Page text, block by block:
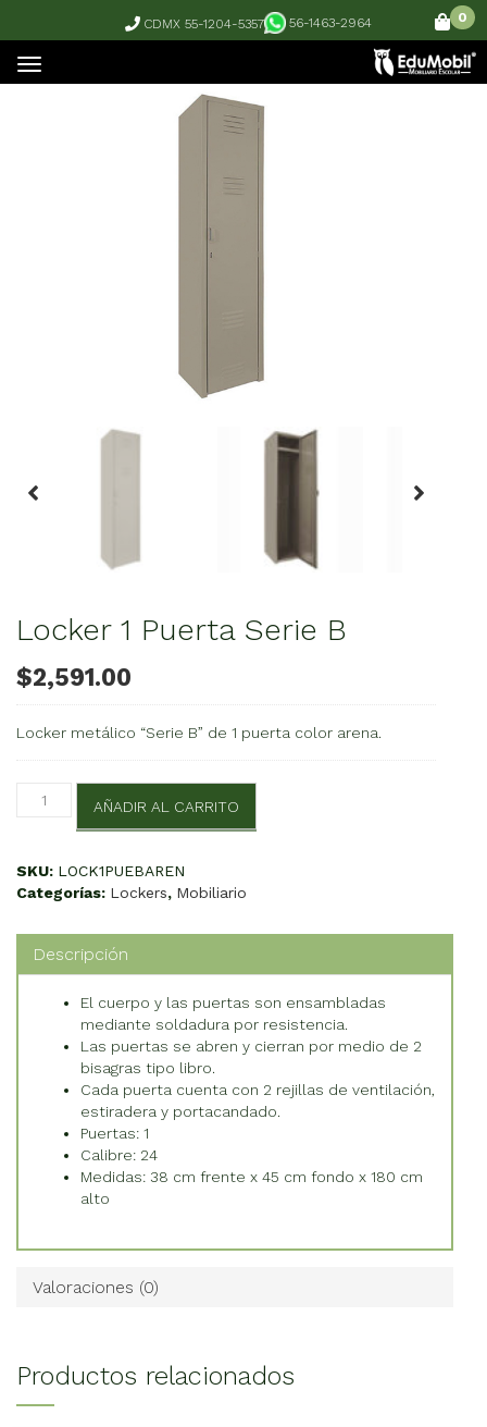
CDMX 55-1204-5357 56-1463-2964 0
Locker 1 Puerta Serie B
$2,591.00
Locker metálico “Serie B” de 1 puerta color arena.
Locker
B
cantidad
AÑADIR AL CARRITO
SKU: LOCK1PUEBAREN
Categorías: Lockers, Mobiliario
Descripción
El cuerpo y las puertas son ensambladas
mediante soldadura por resistencia.
Las puertas se abren y cierran por medio de 2
bisagras tipo libro.
Cada puerta cuenta con 2 rejillas de ventilación,
estiradera y portacandado.
Puertas: 1
Calibre: 24
Medidas: 38 cm frente x 45 cm fondo x 180 cm
alto
Valoraciones (0)
Productos relacionados